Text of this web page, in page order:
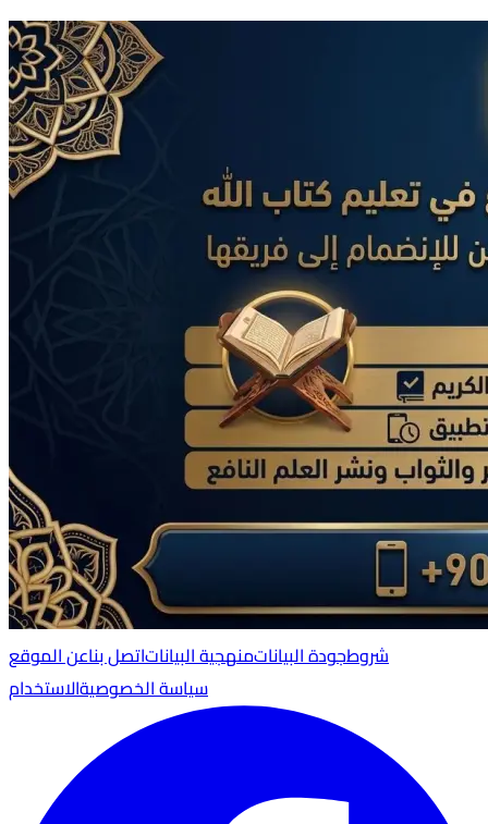
عن الموقعاتصل بنامنهجية البياناتجودة البياناتشروط
الاستخدامسياسة الخصوصية